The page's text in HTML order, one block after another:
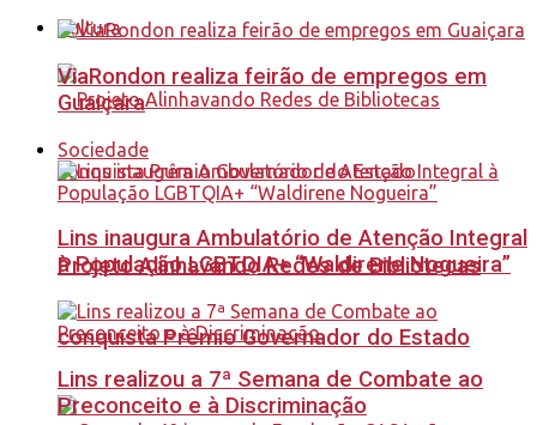
Cultura
Projeto Alinhavando Redes de Bibliotecas
conquista Prêmio Governador do Estado
ViaRondon realiza feirão de empregos em
Guaiçara
Sociedade
Lins inaugura Ambulatório de Atenção Integral
à População LGBTQIA+ “Waldirene Nogueira”
Lins realizou a 7ª Semana de Combate ao
Preconceito e à Discriminação